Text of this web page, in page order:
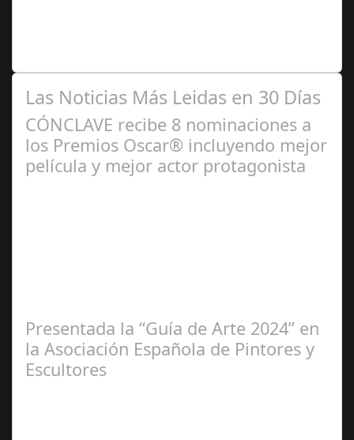
Las Noticias Más Leidas en 30 Días
CÓNCLAVE recibe 8 nominaciones a
los Premios Oscar® incluyendo mejor
película y mejor actor protagonista
Presentada la “Guía de Arte 2024” en
la Asociación Española de Pintores y
Escultores